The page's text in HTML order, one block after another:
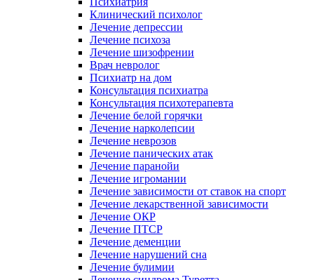
Клинический психолог
Лечение депрессии
Лечение психоза
Лечение шизофрении
Врач невролог
Психиатр на дом
Консультация психиатра
Консультация психотерапевта
Лечение белой горячки
Лечение нарколепсии
Лечение неврозов
Лечение панических атак
Лечение паранойи
Лечение игромании
Лечение зависимости от ставок на спорт
Лечение лекарственной зависимости
Лечение ОКР
Лечение ПТСР
Лечение деменции
Лечение нарушений сна
Лечение булимии